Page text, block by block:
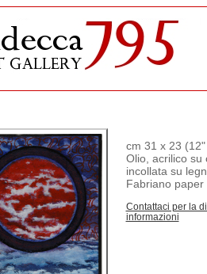
cm 31 x 23
Olio, acrilico su
incollata su
Fabriano
Contattaci per la
informazioni